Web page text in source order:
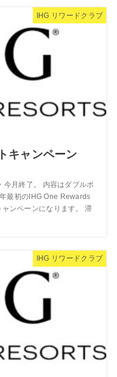
IHG リワードクラブ
キャンペーン
月終了。 内容はダブルポ
最初のIHG One Rewards
ンペーンになります。 滞
IHG リワードクラブ